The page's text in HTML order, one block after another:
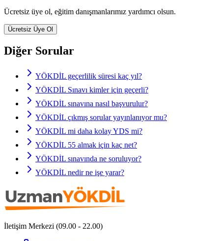
Ücretsiz üye ol, eğitim danışmanlarımız yardımcı olsun.
Ücretsiz Üye Ol
Diğer Sorular
YÖKDİL geçerlilik süresi kaç yıl?
YÖKDİL Sınavı kimler için geçerli?
YÖKDİL sınavına nasıl başvurulur?
YÖKDİL çıkmış sorular yayınlanıyor mu?
YÖKDİL mi daha kolay YDS mi?
YÖKDİL 55 almak için kaç net?
YÖKDİL sınavında ne soruluyor?
YÖKDİL nedir ne işe yarar?
İletişim Merkezi (09.00 - 22.00)